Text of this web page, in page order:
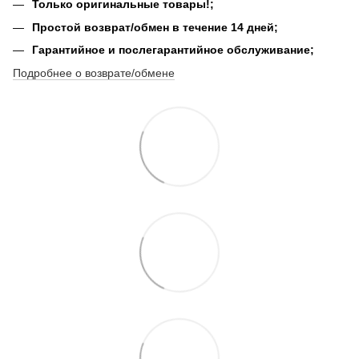
Только оригинальные товары!;
Простой возврат/обмен в течение 14 дней;
Гарантийное и послегарантийное обслуживание;
Подробнее о возврате/обмене